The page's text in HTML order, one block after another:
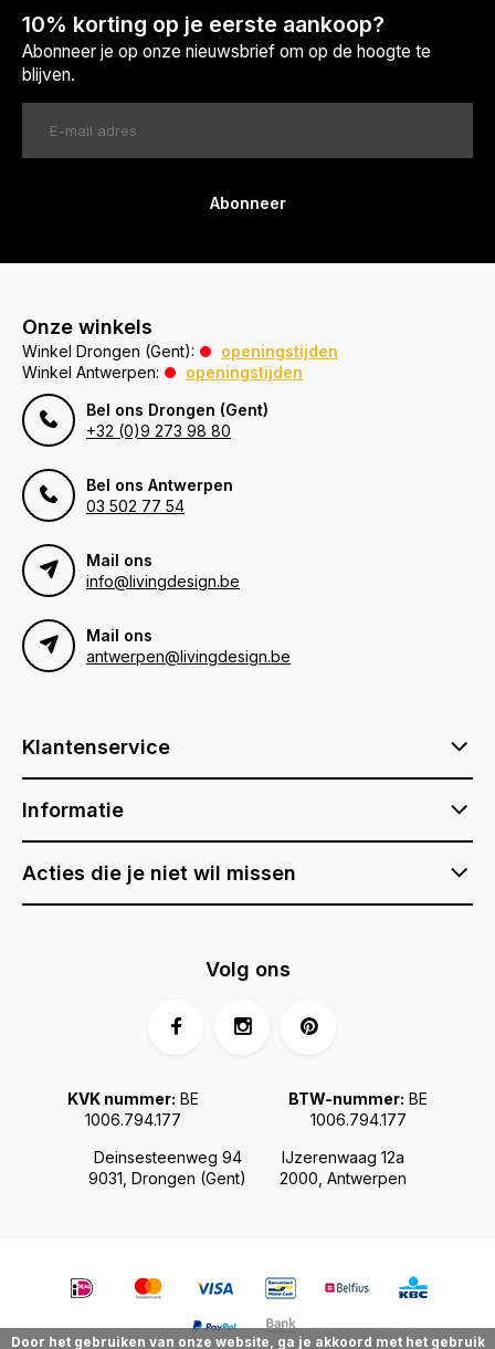
10% korting op je eerste aankoop?
Abonneer je op onze nieuwsbrief om op de hoogte te
blijven.
Abonneer
Onze winkels
Winkel Drongen (Gent):
openingstijden
Winkel Antwerpen:
openingstijden
Bel ons Drongen (Gent)
+32 (0)9 273 98 80
Bel ons Antwerpen
03 502 77 54
Mail ons
info@livingdesign.be
Mail ons
antwerpen@livingdesign.be
Klantenservice
Informatie
Acties die je niet wil missen
Deinsesteenweg 94
9031, Drongen (Gent)
IJzerenwaag 12a
2000, Antwerpen
KVK nummer: BE
1006.794.177
BTW-nummer: BE
1006.794.177
Volg ons
Door het gebruiken van onze website, ga je akkoord met het gebruik